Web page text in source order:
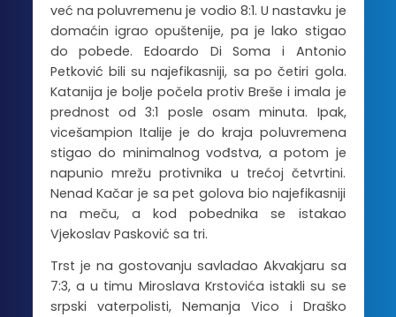
već na poluvremenu je vodio 8:1. U nastavku je
domaćin igrao opuštenije, pa je lako stigao
do pobede. Edoardo Di Soma i Antonio
Petković bili su najefikasniji, sa po četiri gola.
Katanija je bolje počela protiv Breše i imala je
prednost od 3:1 posle osam minuta. Ipak,
vicešampion Italije je do kraja poluvremena
stigao do minimalnog vođstva, a potom je
napunio mrežu protivnika u trećoj četvrtini.
Nenad Kačar je sa pet golova bio najefikasniji
na meču, a kod pobednika se istakao
Vjekoslav Pasković sa tri.
Trst je na gostovanju savladao Akvakjaru sa
7:3, a u timu Miroslava Krstovića istakli su se
srpski vaterpolisti, Nemanja Vico i Draško